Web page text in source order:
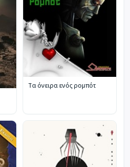
Τα όνειρα ενός ρομπότ